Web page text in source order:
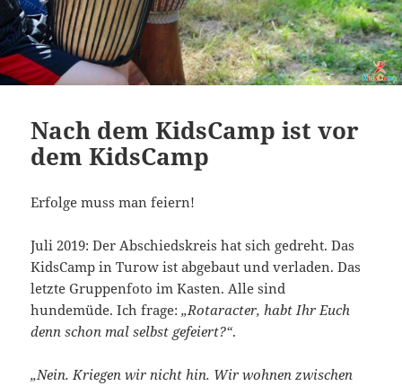
Nach dem KidsCamp ist vor
dem KidsCamp
Erfolge muss man feiern!
Juli 2019: Der Abschiedskreis hat sich gedreht. Das
KidsCamp in Turow ist abgebaut und verladen. Das
letzte Gruppenfoto im Kasten. Alle sind
hundemüde. Ich frage:„Rotaracter, habt Ihr Euch
denn schon mal selbst gefeiert?“.
„Nein. Kriegen wir nicht hin. Wir wohnen zwischen